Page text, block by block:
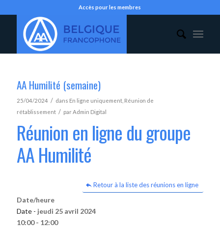
Accès pour les membres
AA Humilité (semaine)
25/04/2024 / dans En ligne uniquement, Réunion de
rétablissement / parAdmin Digital
Réunion en ligne du groupe
AA Humilité
Retour à la liste des réunions en ligne
Date/heure
Date - jeudi 25 avril 2024
10:00 - 12:00